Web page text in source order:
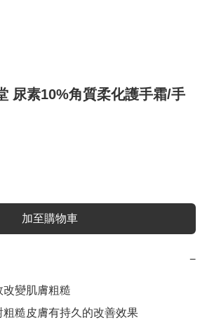
尿素10%角質柔化護手霜/手
加至購物車
−
改變肌膚粗糙
粗糙皮膚有持久的改善效果